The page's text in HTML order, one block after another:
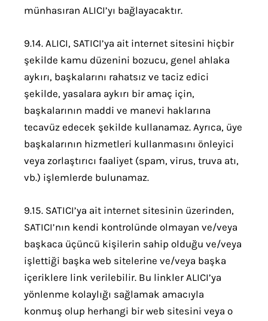
münhasıran ALICI’yı bağlayacaktır.
9.14. ALICI, SATICI’ya ait internet sitesini hiçbir
şekilde kamu düzenini bozucu, genel ahlaka
aykırı, başkalarını rahatsız ve taciz edici
şekilde, yasalara aykırı bir amaç için,
başkalarının maddi ve manevi haklarına
tecavüz edecek şekilde kullanamaz. Ayrıca, üye
başkalarının hizmetleri kullanmasını önleyici
veya zorlaştırıcı faaliyet (spam, virus, truva atı,
vb.) işlemlerde bulunamaz.
9.15. SATICI’ya ait internet sitesinin üzerinden,
SATICI’nın kendi kontrolünde olmayan ve/veya
başkaca üçüncü kişilerin sahip olduğu ve/veya
işlettiği başka web sitelerine ve/veya başka
içeriklere link verilebilir. Bu linkler ALICI’ya
yönlenme kolaylığı sağlamak amacıyla
konmuş olup herhangi bir web sitesini veya o